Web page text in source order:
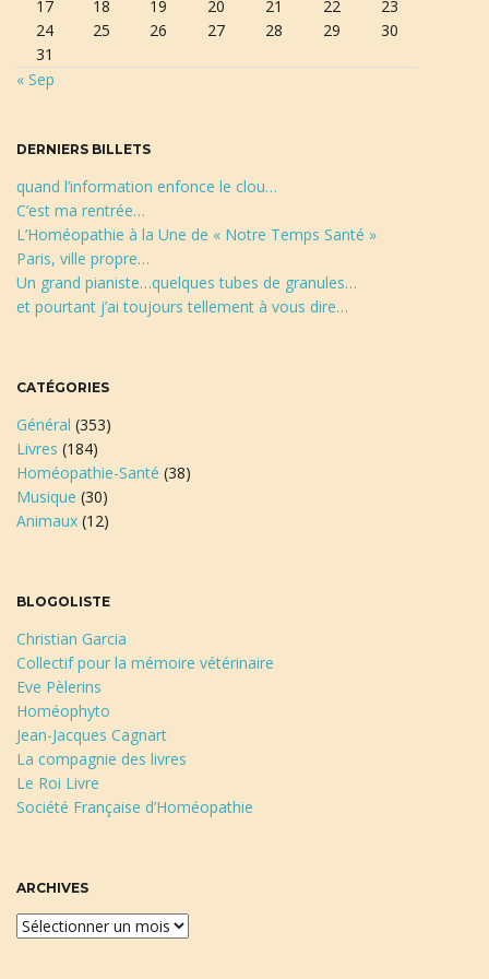
c
« Sep
17
18 19 20 21 22
23
24
25 26 27 28 29
30
31
DERNIERS BILLETS
quand l’information enfonce le clou…
C’est ma rentrée…
L’Homéopathie à la Une de « Notre Temps Santé »
Paris, ville propre…
Un grand pianiste…quelques tubes de granules…
et pourtant j’ai toujours tellement à vous dire…
CATÉGORIES
Général (353)
Livres (184)
Homéopathie-Santé (38)
Musique (30)
Animaux (12)
BLOGOLISTE
Christian Garcia
Collectif pour la mémoire vétérinaire
Eve Pèlerins
Homéophyto
Jean-Jacques Cagnart
La compagnie des livres
Le Roi Livre
Société Française d’Homéopathie
ARCHIVES
A